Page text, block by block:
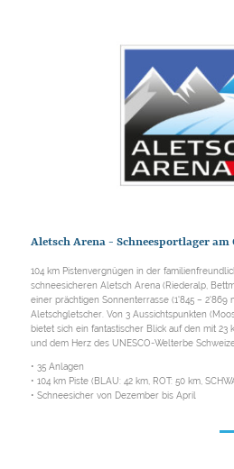
Aletsch Arena - Schneesportlager
104 km Pistenvergnügen in der
schneesicheren Aletsch Arena (Riederalp,
einer prächtigen Sonnenterrasse (1'845 – 2'869
Aletschgletscher. Von 3 Aussichtspunkten
bietet sich ein fantastischer Blick auf den mit
und dem Herz des UNESCO-Welterbe
• 35 Anlagen
• 104 km Piste (BLAU: 42 km, ROT: 50 km,
• Schneesicher von Dezember bis April